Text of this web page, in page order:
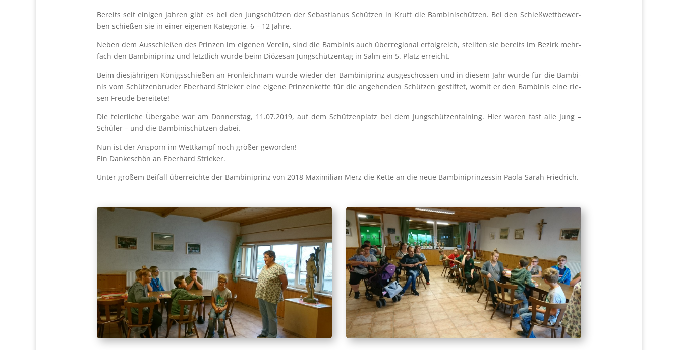
Bereits seit eini­gen Jah­ren gibt es bei den Jung­schüt­zen der Sebas­tia­nus Schüt­zen in Kruft die Bam­bi­ni­schüt­zen. Bei den Schieß­wett­be­wer­
ben schie­ßen sie in einer eige­nen Kate­go­rie, 6 – 12 Jah­re.
Neben dem Aus­schie­ßen des Prin­zen im eige­nen Ver­ein, sind die Bam­bi­nis auch über­re­gio­nal erfolg­reich, stell­ten sie bereits im Bezirk mehr­
fach den Bam­bi­ni­prinz und letzt­lich wur­de beim Diö­ze­san Jung­schüt­zen­tag in Salm ein 5. Platz erreicht.
Beim dies­jäh­ri­gen Königs­schie­ßen an Fron­leich­nam wur­de wie­der der Bam­bi­ni­prinz aus­ge­schos­sen und in die­sem Jahr wur­de für die Bam­bi­
nis vom Schüt­zen­bru­der Eber­hard Strie­ker eine eige­ne Prin­zen­ket­te für die ange­hen­den Schüt­zen gestif­tet, womit er den Bam­bi­nis eine rie­
sen Freu­de berei­te­te!
Die fei­er­li­che Über­ga­be war am Don­ners­tag, 11.07.2019, auf dem Schüt­zen­platz bei dem Jung­schüt­zen­tai­ning. Hier waren fast alle Jung –
Schü­ler – und die Bam­bi­ni­schüt­zen dabei.
Nun ist der Ansporn im Wett­kampf noch grö­ßer gewor­den!
Ein Dan­ke­schön an Eber­hard Strie­ker.
Unter gro­ßem Bei­fall über­reich­te der Bam­bi­ni­prinz von 2018 Maxi­mi­li­an Merz die Ket­te an die neue Bam­bi­ni­prin­zes­sin Pao­la-Sarah Fried­rich.